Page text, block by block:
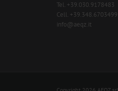
Tel. +39.030.9178483
Cell. +39.348.6703499
info@aeqz.it